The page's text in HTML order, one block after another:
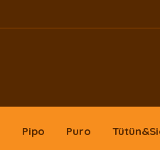
Pipo Puro